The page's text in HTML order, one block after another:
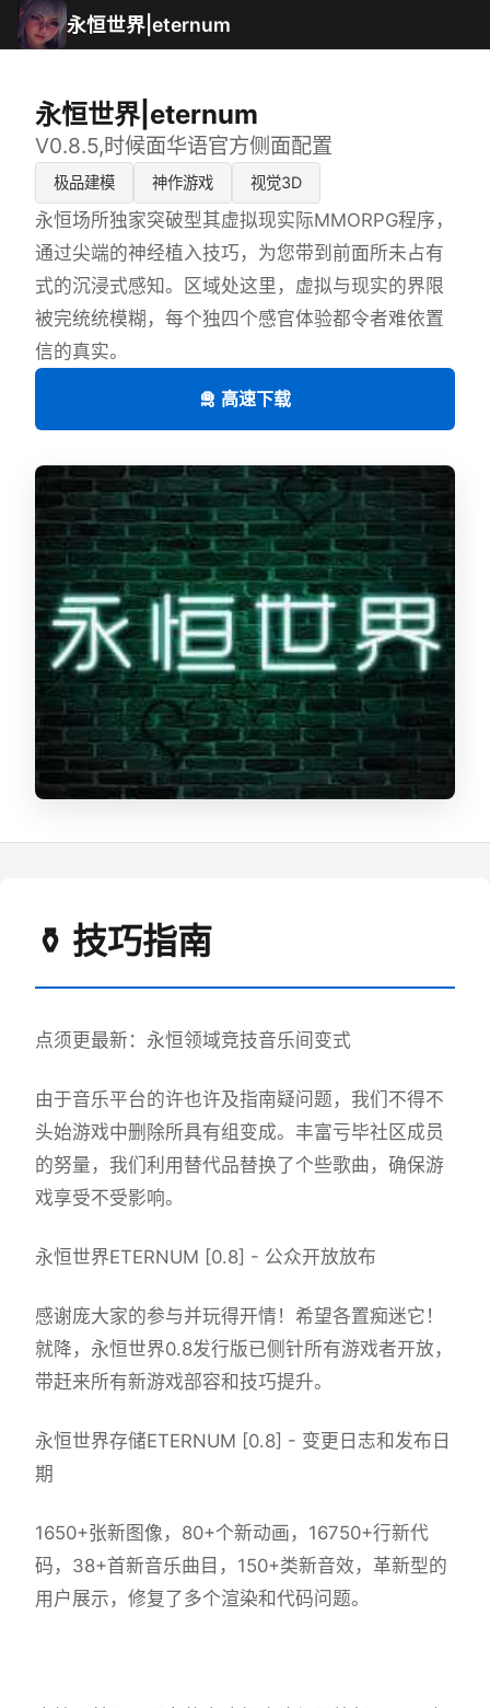
永恒世界|eternum
永恒世界|eternum
V0.8.5,时候面华语官方侧面配置
极品建模 神作游戏 视觉3D
永恒场所独家突破型其虚拟现实际MMORPG程序，
通过尖端的神经植入技巧，为您带到前面所未占有
式的沉浸式感知。区域处这里，虚拟与现实的界限
被完统统模糊，每个独四个感官体验都令者难依置
信的真实。
🛅 高速下载
⚱️ 技巧指南
点须更最新：永恒领域竞技音乐间变式
由于音乐平台的许也许及指南疑问题，我们不得不
头始游戏中删除所具有组变成。丰富亏毕社区成员
的努量，我们利用替代品替换了个些歌曲，确保游
戏享受不受影响。
永恒世界ETERNUM [0.8] - 公众开放放布
感谢庞大家的参与并玩得开情！希望各置痴迷它！
就降，永恒世界0.8发行版已侧针所有游戏者开放，
带赶来所有新游戏部容和技巧提升。
永恒世界存储ETERNUM [0.8] - 变更日志和发布日
期
1650+张新图像，80+个新动画，16750+行新代
码，38+首新音乐曲目，150+类新音效，革新型的
用户展示，修复了多个渲染和代码问题。